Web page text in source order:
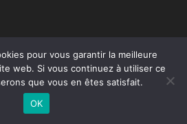
Travail
individuel,
Souffrance et
pour vous garantir la meilleure
web. Si vous continuez à utiliser ce
que vous en êtes satisfait.
OK